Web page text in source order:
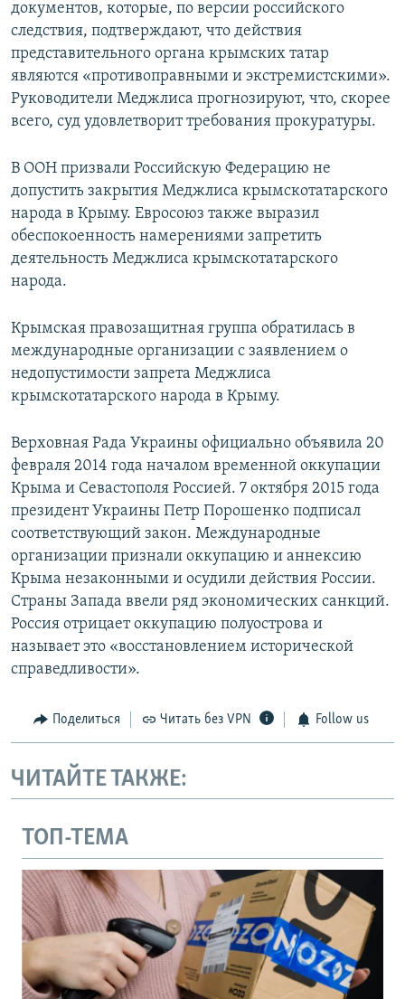
документов, которые, по версии российского
следствия, подтверждают, что действия
представительного органа крымских татар
являются «противоправными и экстремистскими».
Руководители Меджлиса прогнозируют, что, скорее
всего, суд удовлетворит требования прокуратуры.
В ООН призвали Российскую Федерацию не
допустить закрытия Меджлиса крымскотатарского
народа в Крыму. Евросоюз также выразил
обеспокоенность намерениями запретить
деятельность Меджлиса крымскотатарского
народа.
Крымская правозащитная группа обратилась в
международные организации с заявлением о
недопустимости запрета Меджлиса
крымскотатарского народа в Крыму.
Верховная Рада Украины официально объявила 20
февраля 2014 года началом временной оккупации
Крыма и Севастополя Россией. 7 октября 2015 года
президент Украины Петр Порошенко подписал
соответствующий закон. Международные
организации признали оккупацию и аннексию
Крыма незаконными и осудили действия России.
Страны Запада ввели ряд экономических санкций.
Россия отрицает оккупацию полуострова и
называет это «восстановлением исторической
справедливости».
Поделиться Читать без VPN Follow us
ЧИТАЙТЕ ТАКЖЕ:
ТОП-ТЕМА